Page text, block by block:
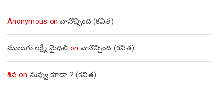
Anonymous onవానొచ్చింది (కవిత)
ములుగు లక్ష్మీ మైథిలి on వానొచ్చింది (కవిత)
శివ on నువ్వు కూడా..? (కవిత)